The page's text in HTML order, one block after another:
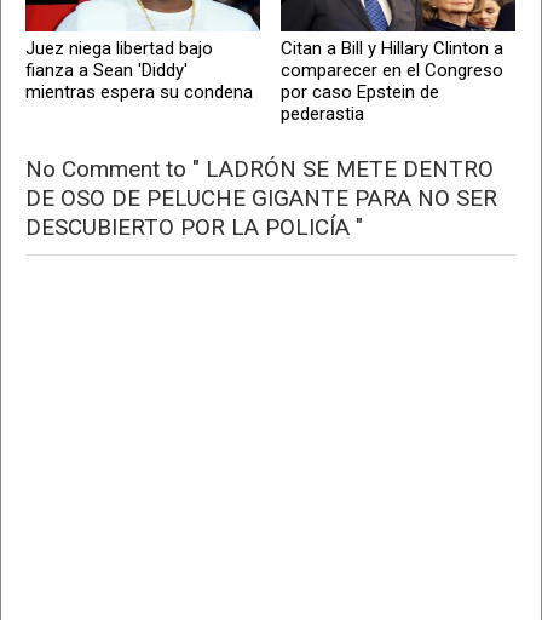
Juez niega libertad bajo
fianza a Sean 'Diddy'
mientras espera su condena
Citan a Bill y Hillary Clinton a
comparecer en el Congreso
por caso Epstein de
pederastia
No Comment to " LADRÓN SE METE DENTRO
DE OSO DE PELUCHE GIGANTE PARA NO SER
DESCUBIERTO POR LA POLICÍA "